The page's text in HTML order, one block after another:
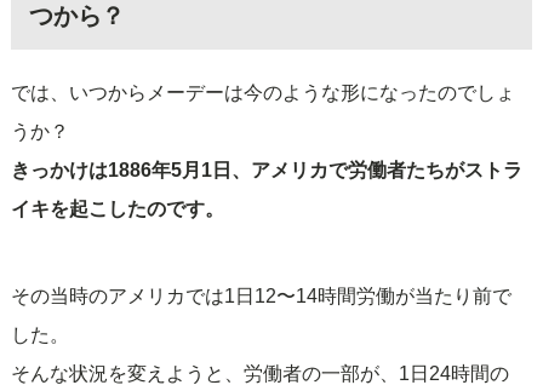
つから？
では、いつからメーデーは今のような形になったのでしょ
うか？
きっかけは1886年5月1日、アメリカで労働者たちがストラ
イキを起こしたのです。
その当時のアメリカでは1日12〜14時間労働が当たり前で
した。
そんな状況を変えようと、労働者の一部が、1日24時間の